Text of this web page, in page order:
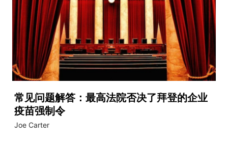
常见问题解答：最高法院否决了拜登的企业
疫苗强制令
Joe Carter